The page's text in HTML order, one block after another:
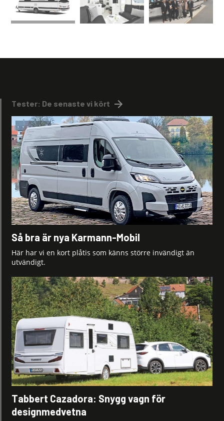
Tester: De senaste vi kört
Så bra är nya Karmann-Mobil
Här har vi en kort plåtis som känns större invändigt än
utvändigt.
Tabbert Cazadora: Snygg vagn för
designmedvetna